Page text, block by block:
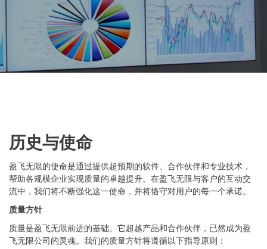
历史与使命
盈飞无限的使命是通过提供超预期的软件、合作伙伴和专业技术，
帮助各规模企业实现质量的卓越提升。在盈飞无限与客户的互动交
流中，我们将不断强化这一使命，并将恪守对用户的每一个承诺。
质量方针
质量是盈飞无限前进的基础。它超越产品和合作伙伴，已然成为盈
飞无限公司的灵魂。我们的质量方针将遵循以下指导原则：